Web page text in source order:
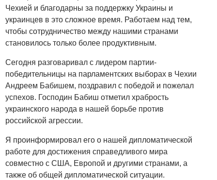
Чехией и благодарны за поддержку Украины и
украинцев в это сложное время. Работаем над тем,
чтобы сотрудничество между нашими странами
становилось только более продуктивным.
Сегодня разговаривал с лидером партии-
победительницы на парламентских выборах в Чехии
Андреем Бабишем, поздравил с победой и пожелал
успехов. Господин Бабиш отметил храбрость
украинского народа в нашей борьбе против
российской агрессии.
Я проинформировал его о нашей дипломатической
работе для достижения справедливого мира
совместно с США, Европой и другими странами, а
также об общей дипломатической ситуации.